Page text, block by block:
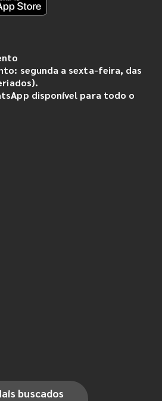
segunda a sexta-feira, das
disponível para todo o
buscados